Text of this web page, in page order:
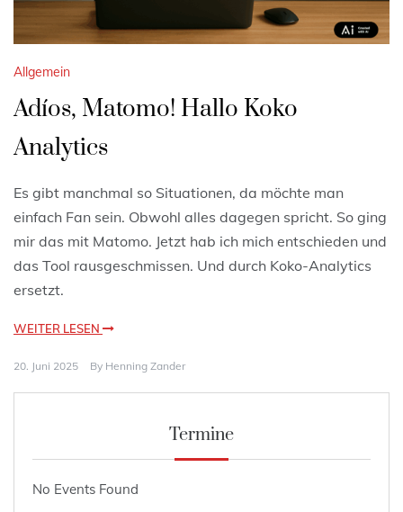
Allgemein
Adíos, Matomo! Hallo Koko
Analytics
Es gibt manchmal so Situationen, da möchte man
einfach Fan sein. Obwohl alles dagegen spricht. So ging
mir das mit Matomo. Jetzt hab ich mich entschieden und
das Tool rausgeschmissen. Und durch Koko-Analytics
ersetzt.
WEITER LESEN
20. Juni 2025 By Henning Zander
Termine
No Events Found